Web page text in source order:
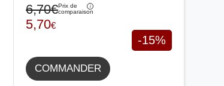
6,70€Prix de
comparaison
5,70€
-15%
COMMANDER